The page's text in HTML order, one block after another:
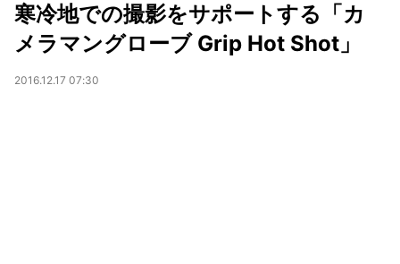
寒冷地での撮影をサポートする「カ
メラマングローブ Grip Hot Shot」
2016.12.17 07:30